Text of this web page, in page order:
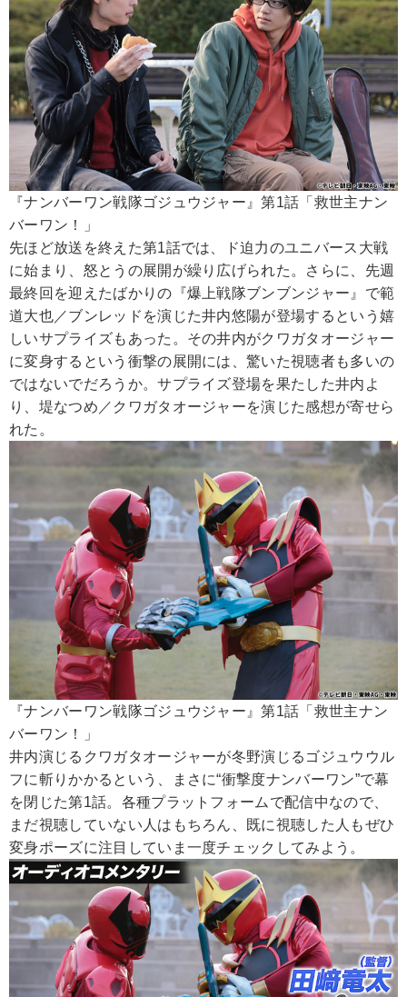
『ナンバーワン戦隊ゴジュウジャー』第1話「救世主ナン
バーワン！」
先ほど放送を終えた第1話では、ド迫力のユニバース大戦
に始まり、怒とうの展開が繰り広げられた。さらに、先週
最終回を迎えたばかりの『爆上戦隊ブンブンジャー』で範
道大也／ブンレッドを演じた井内悠陽が登場するという嬉
しいサプライズもあった。その井内がクワガタオージャー
に変身するという衝撃の展開には、驚いた視聴者も多いの
ではないでだろうか。サプライズ登場を果たした井内よ
り、堤なつめ／クワガタオージャーを演じた感想が寄せら
れた。
『ナンバーワン戦隊ゴジュウジャー』第1話「救世主ナン
バーワン！」
井内演じるクワガタオージャーが冬野演じるゴジュウウル
フに斬りかかるという、まさに“衝撃度ナンバーワン”で幕
を閉じた第1話。各種プラットフォームで配信中なので、
まだ視聴していない人はもちろん、既に視聴した人もぜひ
変身ポーズに注目していま一度チェックしてみよう。